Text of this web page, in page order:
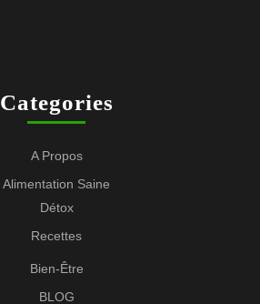
Categories
A Propos
Alimentation Saine
Détox
Recettes
Bien-Être
BLOG